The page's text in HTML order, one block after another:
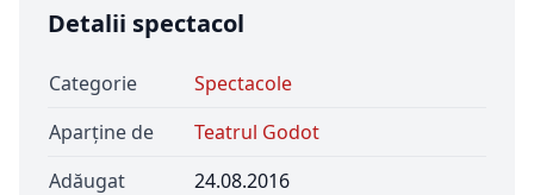
Detalii spectacol
Categorie
Spectacole
Aparține de
Teatrul Godot
Adăugat
24.08.2016